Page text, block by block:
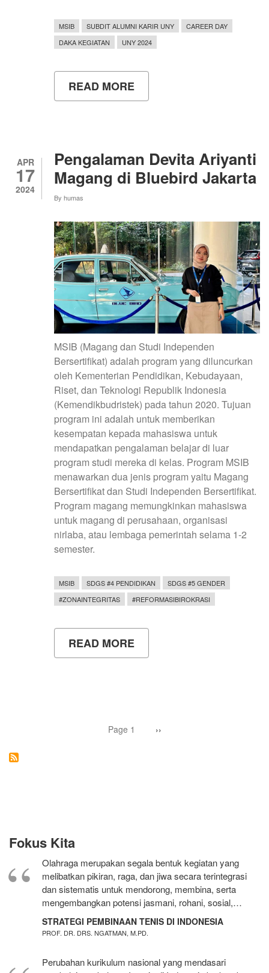
MSIB SUBDIT ALUMNI KARIR UNY
CAREER DAY
DAKA KEGIATAN
UNY 2024
READ MORE
UNY CAREER
BERSAMA
UNY
APR
17
2024
Pengalaman Devita Ariyanti
Magang di Bluebird Jakarta
By humas
MSIB (Magang dan Studi Independen
Bersertifikat) adalah program yang diluncurkan
oleh Kementerian Pendidikan, Kebudayaan,
Riset, dan Teknologi Republik Indonesia
(Kemendikbudristek) pada tahun 2020. Tujuan
program ini adalah untuk memberikan
kesempatan kepada mahasiswa untuk
mendapatkan pengalaman belajar di luar
program studi mereka di kelas. Program MSIB
menawarkan dua jenis program yaitu Magang
Bersertifikat dan Studi Independen Bersertifikat.
Program magang memungkinkan mahasiswa
untuk magang di perusahaan, organisasi
nirlaba, atau lembaga pemerintah selama 1-2
semester.
MSIB SDGS #4 PENDIDIKAN
SDGS #5 GENDER
#ZONAINTEGRITAS
#REFORMASIBIROKRASI
READ MORE
PENGALAMAN
Page 1 Next
››
Fokus Kita
Olahraga merupakan segala bentuk kegiatan yang
melibatkan pikiran, raga, dan jiwa secara terintegrasi
dan sistematis untuk mendorong, membina, serta
mengembangkan potensi jasmani, rohani, sosial,…
STRATEGI PEMBINAAN TENIS DI INDONESIA
PROF. DR. DRS. NGATMAN, M.PD.
Perubahan kurikulum nasional yang mendasari